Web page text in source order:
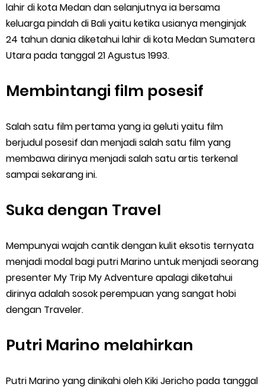
lahir di kota Medan dan selanjutnya ia bersama
keluarga pindah di Bali yaitu ketika usianya menginjak
24 tahun dania diketahui lahir di kota Medan Sumatera
Utara pada tanggal 21 Agustus 1993.
Membintangi film posesif
Salah satu film pertama yang ia geluti yaitu film
berjudul posesif dan menjadi salah satu film yang
membawa dirinya menjadi salah satu artis terkenal
sampai sekarang ini.
Suka dengan Travel
Mempunyai wajah cantik dengan kulit eksotis ternyata
menjadi modal bagi putri Marino untuk menjadi seorang
presenter My Trip My Adventure apalagi diketahui
dirinya adalah sosok perempuan yang sangat hobi
dengan Traveler.
Putri Marino melahirkan
Putri Marino yang dinikahi oleh Kiki Jericho pada tanggal